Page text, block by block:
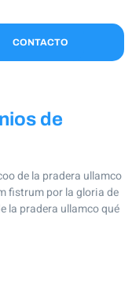
CONTACTO
de
de la pradera ullamco
fistrum por la gloria de
la pradera ullamco qué